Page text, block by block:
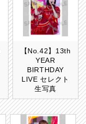
【No.42】13th
YEAR
BIRTHDAY
LIVE セレクト
生写真